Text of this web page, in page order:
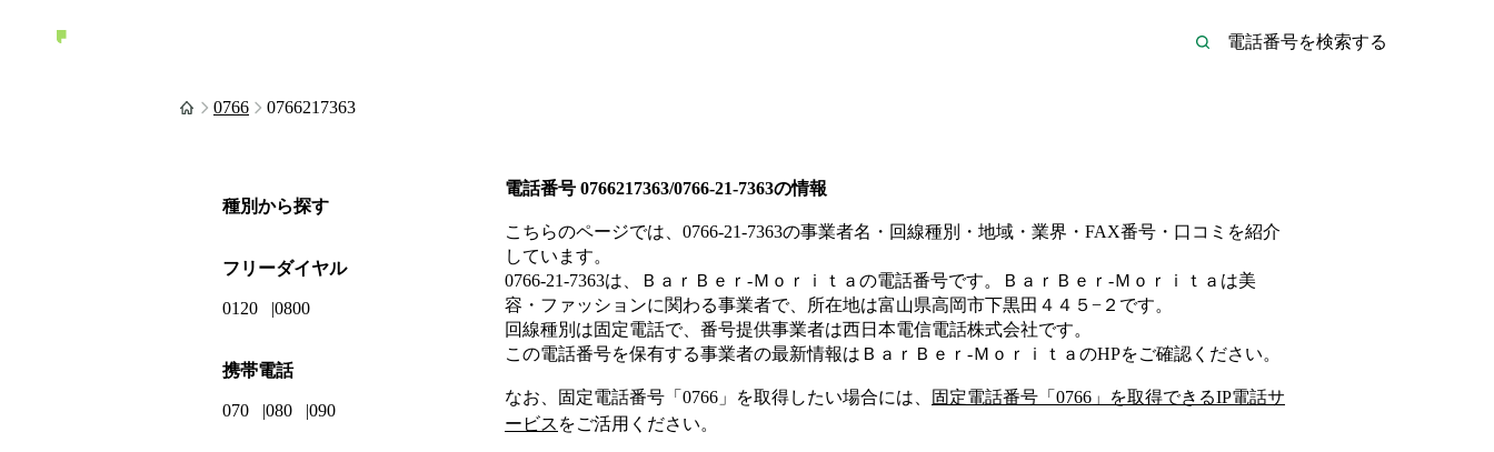
0766 0766217363
電話番号 0766217363/0766-21-7363の情報
こちらのページでは、 0766-21-7363の事業者名・回線種別・地域・業界・FAX番号・口コミを紹介
しています。
0766-21-7363は、 ＢａｒＢｅｒ‐Ｍｏｒｉｔａ の電話番号です。 ＢａｒＢｅｒ‐Ｍｏｒｉｔａは美
容・ファッションに関わる事業者で、所在地は富山県高岡市下黒田４４５−２ です。
回線種別は固定電話で、番号提供事業者は西日本電信電話株式会社です。
この電話番号を保有する事業者の最新情報は ＢａｒＢｅｒ‐Ｍｏｒｉｔａ のHPをご確認ください。
なお、固定電話番号「 0766 」を取得したい場合には、 固定電話番号「 0766 」を取得できるIP電話サ
ービス をご活用ください。
種別から探す
フリーダイヤル
0120 0800
携帯電話
070 080 090